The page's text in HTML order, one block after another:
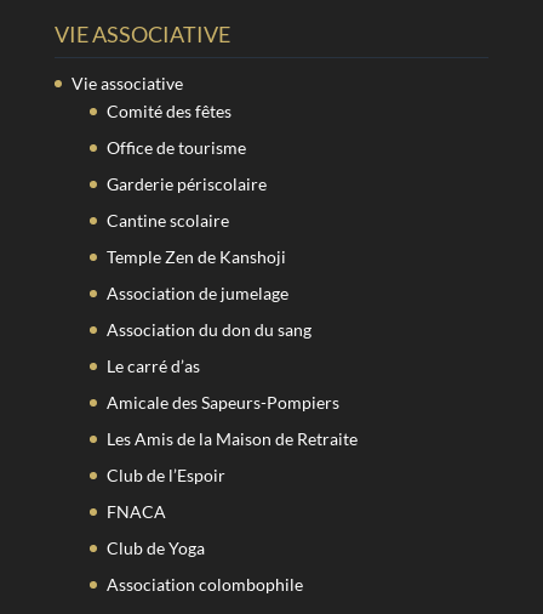
VIE ASSOCIATIVE
Vie associative
Comité des fêtes
Office de tourisme
Garderie périscolaire
Cantine scolaire
Temple Zen de Kanshoji
Association de jumelage
Association du don du sang
Le carré d’as
Amicale des Sapeurs-Pompiers
Les Amis de la Maison de Retraite
Club de l’Espoir
FNACA
Club de Yoga
Association colombophile